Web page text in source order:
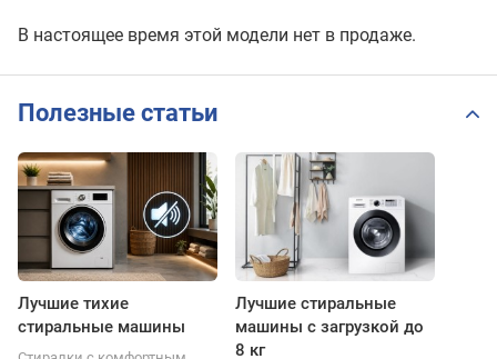
В настоящее время этой модели нет в продаже.
Полезные статьи
Лучшие тихие
стиральные машины
Лучшие стиральные
машины с загрузкой до
8 кг